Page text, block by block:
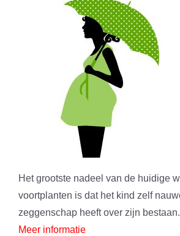
Het grootste nadeel van de huidige
voortplanten is dat het kind zelf
zeggenschap heeft over zijn bestaan.
Meer informatie